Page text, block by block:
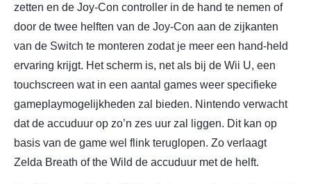
zetten en de Joy-Con controller in de hand te nemen of
door de twee helften van de Joy-Con aan de zijkanten
van de Switch te monteren zodat je meer een hand-held
ervaring krijgt. Het scherm is, net als bij de Wii U, een
touchscreen wat in een aantal games weer specifieke
gameplaymogelijkheden zal bieden. Nintendo verwacht
dat de accuduur op zo’n zes uur zal liggen. Dit kan op
basis van de game wel flink teruglopen. Zo verlaagt
Zelda Breath of the Wild de accuduur met de helft.